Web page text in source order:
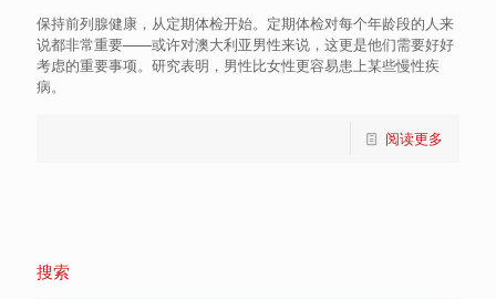
保持前列腺健康，从定期体检开始。定期体检对每个年龄段的人来
说都非常重要——或许对澳大利亚男性来说，这更是他们需要好好
考虑的重要事项。研究表明，男性比女性更容易患上某些慢性疾
病。
阅读更多
搜索